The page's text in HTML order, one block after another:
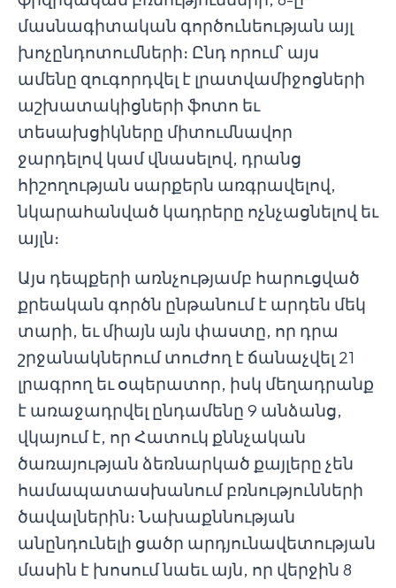
մասնագիտական գործունեության այլ
խոչընդոտումների։ Ընդ որում՝ այս
ամենը զուգորդվել է լրատվամիջոցների
աշխատակիցների ֆոտո եւ
տեսախցիկները միտումնավոր
ջարդելով կամ վնասելով, դրանց
հիշողության սարքերն առգրավելով,
նկարահանված կադրերը ոչնչացնելով եւ
այլն։
Այս դեպքերի առնչությամբ հարուցված
քրեական գործն ընթանում է արդեն մեկ
տարի, եւ միայն այն փաստը, որ դրա
շրջանակներում տուժող է ճանաչվել 21
լրագրող եւ օպերատոր, իսկ մեղադրանք
է առաջադրվել ընդամենը 9 անձանց,
վկայում է, որ Հատուկ քննչական
ծառայության ձեռնարկած քայլերը չեն
համապատասխանում բռնությունների
ծավալներին։ Նախաքննության
անընդունելի ցածր արդյունավետության
մասին է խոսում նաեւ այն, որ վերջին 8